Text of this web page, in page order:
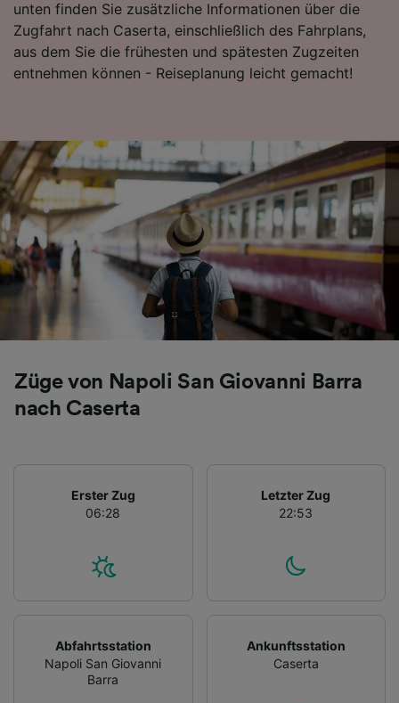
unten finden Sie zusätzliche Informationen über die
Zugfahrt nach Caserta, einschließlich des Fahrplans,
aus dem Sie die frühesten und spätesten Zugzeiten
entnehmen können - Reiseplanung leicht gemacht!
Züge von Napoli San Giovanni Barra
nach Caserta
Erster Zug
06:28
Letzter Zug
22:53
Abfahrtsstation
Napoli San Giovanni
Barra
Ankunftsstation
Caserta
Folgendes bereitzustellen:
Verwendung genauer Standortdaten.
Endgeräteeigenschaften zur Identifikation
aktiv abfragen. Speichern von oder Zugriff auf
Inhalten, Zielgruppenforschung sowie
Entwicklung und Verbesserung von
Angeboten.
Liste der Partner (Lieferanten)